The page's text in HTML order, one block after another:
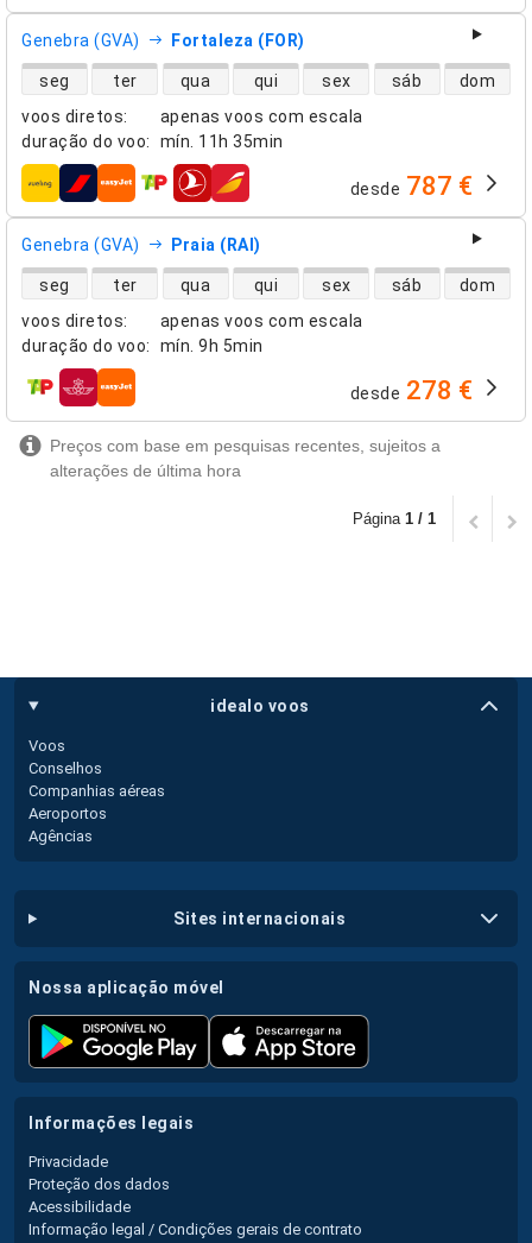
Genebra (GVA) Fortaleza (FOR)
voos diretos:
apenas voos com escala
duração do voo: mín. 11h 35min
disponibilidade de voos diretos
seg ter qua qui sex sáb dom
companhias aéreas desde 787 €
Genebra (GVA) Praia (RAI)
voos diretos:
apenas voos com escala
duração do voo: mín. 9h 5min
disponibilidade de voos diretos
seg ter qua qui sex sáb dom
companhias aéreas desde 278 €
Preços com base em pesquisas recentes, sujeitos a
alterações de última hora
Página 1 / 1
idealo voos
Voos
Conselhos
Companhias aéreas
Aeroportos
Agências
sites internacionais
nossa aplicação móvel
informações legais
Privacidade
Proteção dos dados
Acessibilidade
Informação legal / Condições gerais de contrato